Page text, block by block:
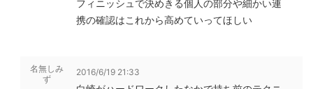
フィニッシュで決めきる個人の部分や細かい連
携の確認はこれから高めていってほしい
名無しみ
ず
2016/6/19 21:33